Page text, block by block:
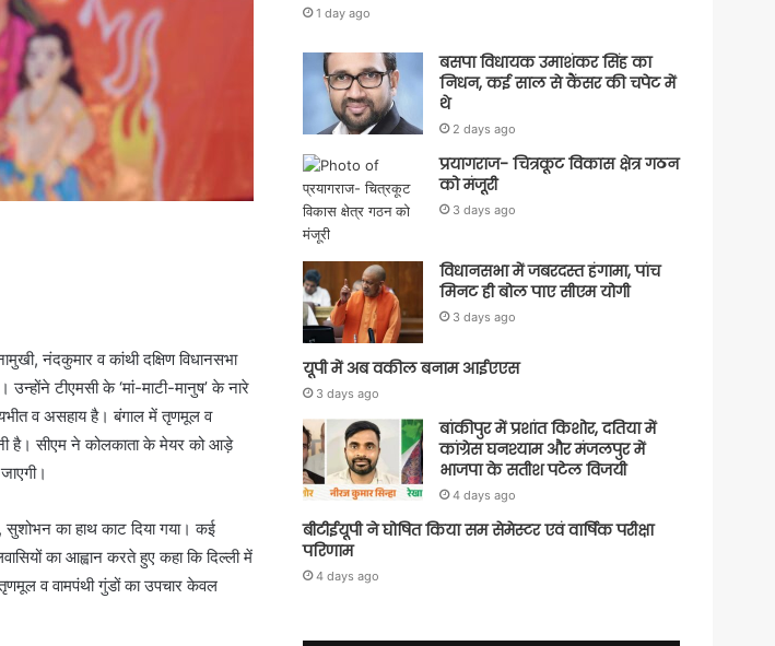
नंदकुमार व कांथी दक्षिण विधानसभा
टीएमसी के ‘मां-माटी-मानुष’ के नारे
व असहाय है। बंगाल में तृणमूल व
है। सीएम ने कोलकाता के मेयर को आड़े
सुशोभन का हाथ काट दिया गया। कई
का आह्वान करते हुए कहा कि दिल्ली में
व वामपंथी गुंडों का उपचार केवल
1 day ago
बसपा विधायक उमाशंकर सिंह का
निधन, कई साल से कैंसर की चपेट में
थे
2 days ago
प्रयागराज- चित्रकूट विकास क्षेत्र गठन
को मंजूरी
3 days ago
विधानसभा में जबरदस्त हंगामा, पांच
मिनट ही बोल पाए सीएम योगी
3 days ago
यूपी में अब वकील बनाम आईएएस
3 days ago
बांकीपुर में प्रशांत किशोर, दतिया में
कांग्रेस घनश्याम और मंजलपुर में
भाजपा के सतीश पटेल विजयी
4 days ago
बीटीईयूपी ने घोषित किया सम सेमेस्टर एवं वार्षिक परीक्षा
परिणाम
4 days ago